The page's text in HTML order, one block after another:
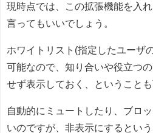
現時点では、この拡張機能を入
言ってもいいでしょう。
ホワイトリスト(指定したユーザ
可能なので、知り合いや役立つ
せず表示しておく、ということも
自動的にミュートしたり、ブロ
いのですが、非表示にするとい